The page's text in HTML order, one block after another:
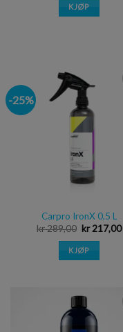
KJØP
-25%
Carpro IronX 0,5 L
kr289,00 kr217,00
KJØP